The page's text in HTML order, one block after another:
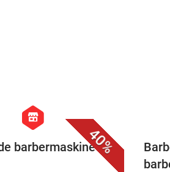
40%
hexagon
store
barbermaskine